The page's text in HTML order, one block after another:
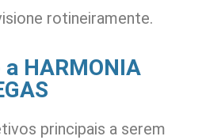
rotineiramente.
HARMONIA
principais a serem